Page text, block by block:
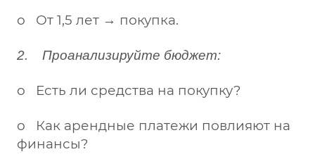
o От 1,5 лет → покупка.
2. Проанализируйте бюджет:
o Есть ли средства на покупку?
o Как арендные платежи повлияют на
финансы?